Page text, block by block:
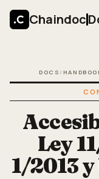
Chaindoc
DOCS /
Ley
1/2013